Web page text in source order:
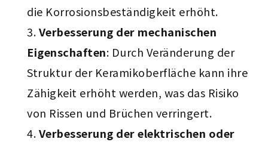
die Korrosionsbeständigkeit erhöht.
Verbesserung der mechanischen
Eigenschaften: Durch Veränderung der
Struktur der Keramikoberfläche kann ihre
Zähigkeit erhöht werden, was das Risiko
von Rissen und Brüchen verringert.
Verbesserung der elektrischen oder